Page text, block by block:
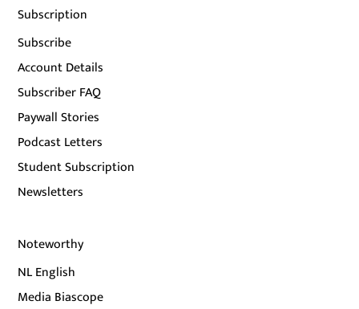
Subscription
Subscribe
Account Details
Subscriber FAQ
Paywall Stories
Podcast Letters
Student Subscription
Newsletters
Noteworthy
NL English
Media Biascope